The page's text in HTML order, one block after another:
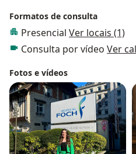
Formatos de consulta
Presencial Ver locais (1)
Consulta por vídeo Ver
Fotos e vídeos